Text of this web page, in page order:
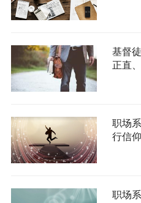
基督
正直
职场
行信
职场